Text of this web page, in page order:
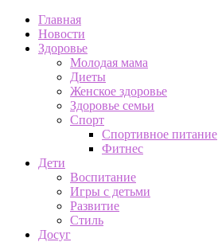
Главная
Новости
Здоровье
Молодая мама
Диеты
Женское здоровье
Здоровье семьи
Спорт
Спортивное питание
Фитнес
Дети
Воспитание
Игры с детьми
Развитие
Стиль
Досуг